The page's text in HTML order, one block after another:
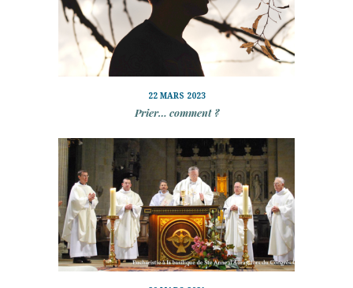
22 MARS 2023
Prier… comment ?